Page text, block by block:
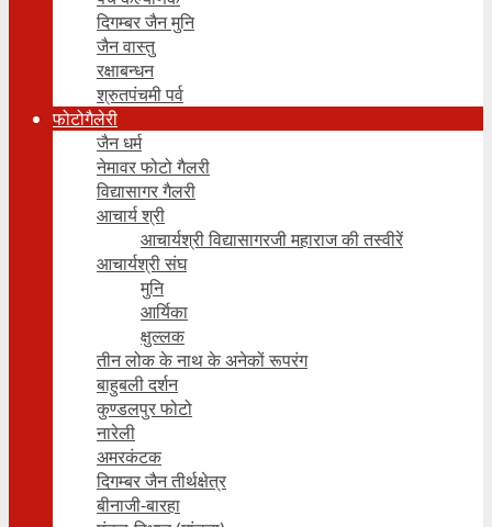
दिगम्बर जैन मुनि
जैन वास्तु
रक्षाबन्धन
श्रुतपंचमी पर्व
फोटोगैलेरी
जैन धर्म
नेमावर फोटो गैलरी
विद्यासागर गैलरी
आचार्य श्री
आचार्यश्री विद्यासागरजी महाराज की तस्वीरें
आचार्यश्री संघ
मुनि
आर्यिका
क्षुल्लक
तीन लोक के नाथ के अनेकों रूपरंग
बाहुबली दर्शन
कुण्डलपुर फोटो
नारेली
अमरकंटक
दिगम्बर जैन तीर्थक्षेत्र
बीनाजी-बारहा